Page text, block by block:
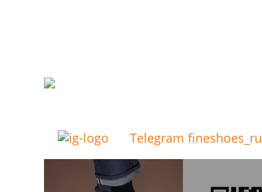
Telegram fineshoes_ru